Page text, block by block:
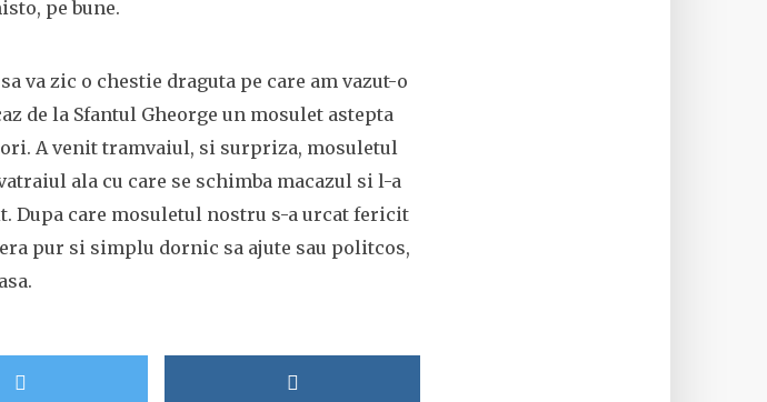
pe bune.
va zic o chestie draguta pe care am vazut-o
de la Sfantul Gheorge un mosulet astepta
A venit tramvaiul, si surpriza, mosuletul
ala cu care se schimba macazul si l-a
Dupa care mosuletul nostru s-a urcat fericit
pur si simplu dornic sa ajute sau politcos,